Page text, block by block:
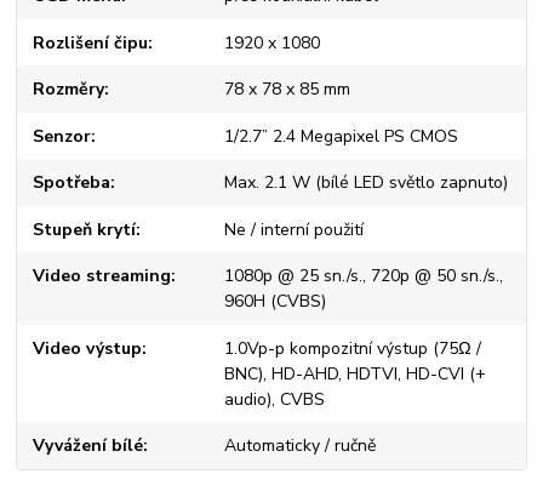
Rozlišení čipu 1920 x 1080
Rozměry 78 x 78 x 85 mm
Senzor 1/2.7” 2.4 Megapixel PS CMOS
Spotřeba Max. 2.1 W (bílé LED světlo zapnuto)
Stupeň krytí Ne / interní použití
Video streaming
1080p @ 25 sn./s., 720p @ 50 sn./s.,
960H (CVBS)
Video výstup
1.0Vp-p kompozitní výstup (75Ω /
BNC), HD-AHD, HDTVI, HD-CVI (+
audio), CVBS
Vyvážení bílé Automaticky / ručně